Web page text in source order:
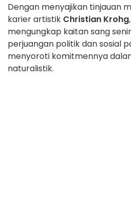
Dengan menyajikan tinjauan
karier artistik Christian Krohg,
mengungkap kaitan sang
perjuangan politik dan sosial
menyoroti komitmennya
naturalistik.